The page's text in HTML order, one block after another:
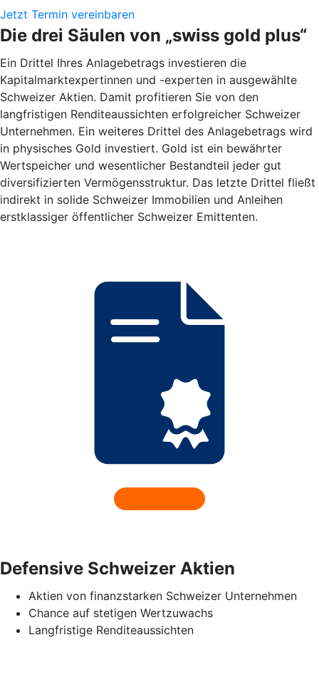
Jetzt Termin vereinbaren
Die drei Säulen von „swiss gold plus“
Ein Drittel Ihres Anlagebetrags investieren die
Kapitalmarktexpertinnen und -experten in ausgewählte
Schweizer Aktien. Damit profitieren Sie von den
langfristigen Renditeaussichten erfolgreicher Schweizer
Unternehmen. Ein weiteres Drittel des Anlagebetrags wird
in physisches Gold investiert. Gold ist ein bewährter
Wertspeicher und wesentlicher Bestandteil jeder gut
diversifizierten Vermögensstruktur. Das letzte Drittel fließt
indirekt in solide Schweizer Immobilien und Anleihen
erstklassiger öffentlicher Schweizer Emittenten.
Defensive Schweizer Aktien
Aktien von finanzstarken Schweizer Unternehmen
Chance auf stetigen Wertzuwachs
Langfristige Renditeaussichten